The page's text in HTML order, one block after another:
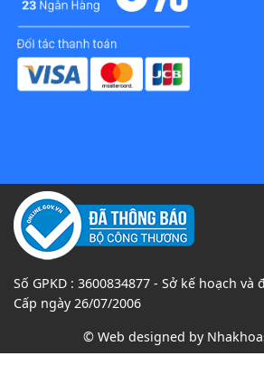
Số GPKD : 3600834877 - Sở kế hoạch
Cấp ngày 26/07/2006
© Web designed by